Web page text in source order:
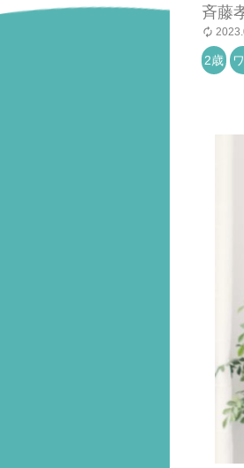
斉藤
2歳